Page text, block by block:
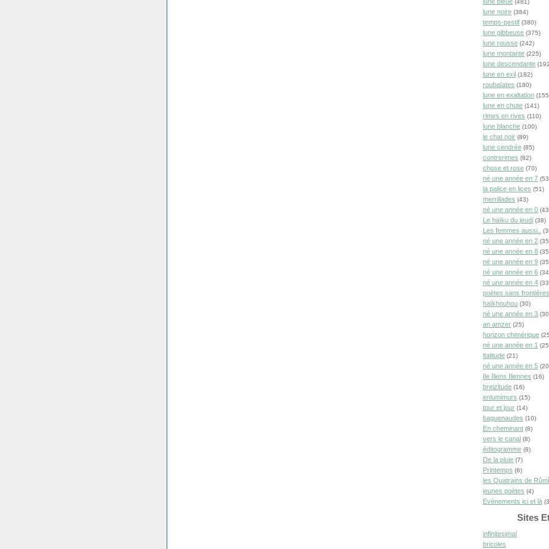
(481)
lune noire (384)
temps-pestif (380)
lune gibbeuse (375)
lune rousse (242)
lune montante (225)
lune descendante
lune en exil (182)
roubaïates (180)
lune en exaltation
lune en chute (141)
rimes en rives (110)
lune blanche (100)
le chat noir (89)
lune cendrée (85)
contrerimes (82)
chose et rose (70)
né une année en 7
la palice en lices (51)
merrillades (43)
né une année en 0
Le haïku du jeudi (38)
Les femmes aussi..
né une année en 2
né une année en 8
né une année en 9
né une année en 6
né une année en 4
poètes sans frontières
haïkhouhou (30)
né une année en 3
an amzer (25)
horizon chimérique
né une année en 1
italitude (21)
né une année en 5
Ile Iliens Iliennes (16)
breizitude (16)
enlumimurs (15)
tour et jour (14)
baguenaudes (10)
En cheminant (8)
vers le canal (8)
éditogramme (8)
De la pluie (7)
Printemps (6)
les Quatrains de Rûmî
jeunes poètes (4)
Evénements ici et là
Sites
infinitesimal
bricoles